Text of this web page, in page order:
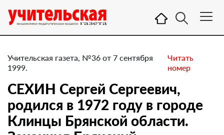
Учительская газета, №36 от 7 сентября
1999.
Читать
номер
СЕХИН Сергей Сергеевич,
родился в 1972 году в городе
Клинцы Брянской области.